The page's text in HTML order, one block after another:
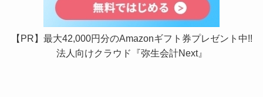
【PR】最大42,000円分のAmazonギフト券プレゼント中!!
法人向けクラウド『弥生会計Next』